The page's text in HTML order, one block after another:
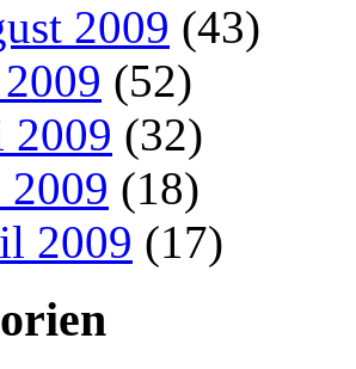
2009 (43)
(52)
2009 (32)
(18)
2009 (17)